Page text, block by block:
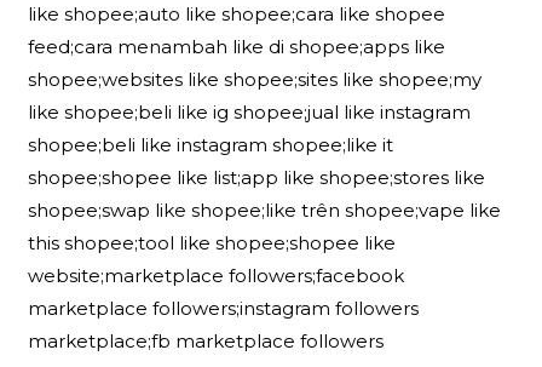
like shopee;auto like shopee;cara like shopee
feed;cara menambah like di shopee;apps like
shopee;websites like shopee;sites like shopee;my
like shopee;beli like ig shopee;jual like instagram
shopee;beli like instagram shopee;like it
shopee;shopee like list;app like shopee;stores like
shopee;swap like shopee;like trên shopee;vape like
this shopee;tool like shopee;shopee like
website;marketplace followers;facebook
marketplace followers;instagram followers
marketplace;fb marketplace followers